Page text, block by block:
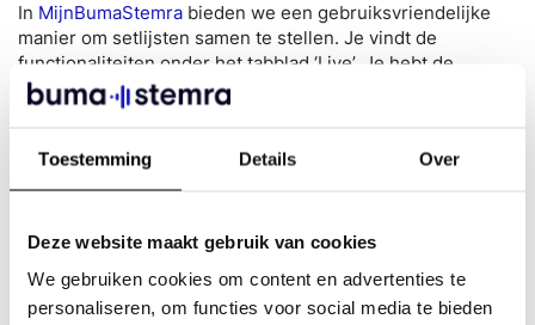
Toestemming Details Over
Deze website maakt gebruik van cookies
We gebruiken cookies om content en advertenties te
personaliseren, om functies voor social media te bieden
In MijnBumaStemra bieden we een gebruiksvriendelijke
manier om setlijsten samen te stellen. Je vindt de
functionaliteiten onder het tabblad ‘Live’. Je hebt de
mogelijkheid om handmatig werken toe te voegen aan je
setlijst, of je kunt een Excel-lijst importeren.
Het handmatig creëren van een nieuwe setlijst is erg
Titelcatalogus of in de Spotify-database. Met slechts een
paar klikken heb je je setlijst samengesteld. De handige
kopieerfunctie maakt het mogelijk om bestaande setlijsten
opnieuw te gebruiken. Dat scheelt na een volgend